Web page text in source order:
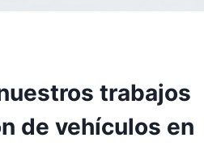
trabajos
de vehículos en